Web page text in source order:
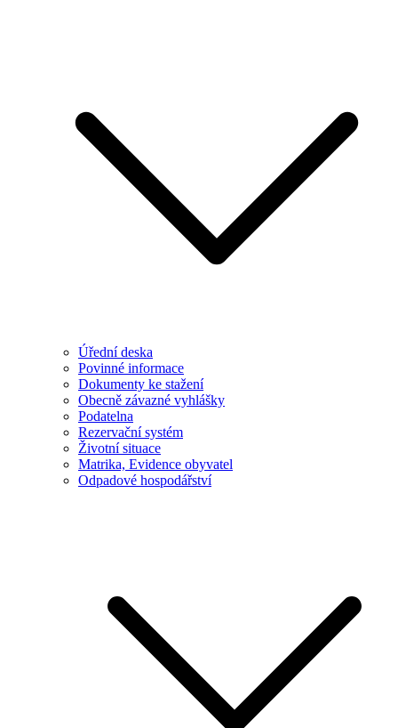
Úřední deska
Povinné informace
Dokumenty ke stažení
Obecně závazné vyhlášky
Podatelna
Rezervační systém
Životní situace
Matrika, Evidence obyvatel
Odpadové hospodářství